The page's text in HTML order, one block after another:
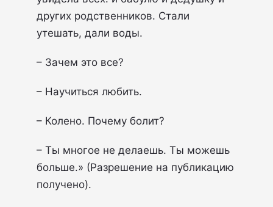
других родственников. Стали
утешать, дали воды.
– Зачем это все?
– Научиться любить.
– Колено. Почему болит?
– Ты многое не делаешь. Ты можешь
больше.» (Разрешение на публикацию
получено).